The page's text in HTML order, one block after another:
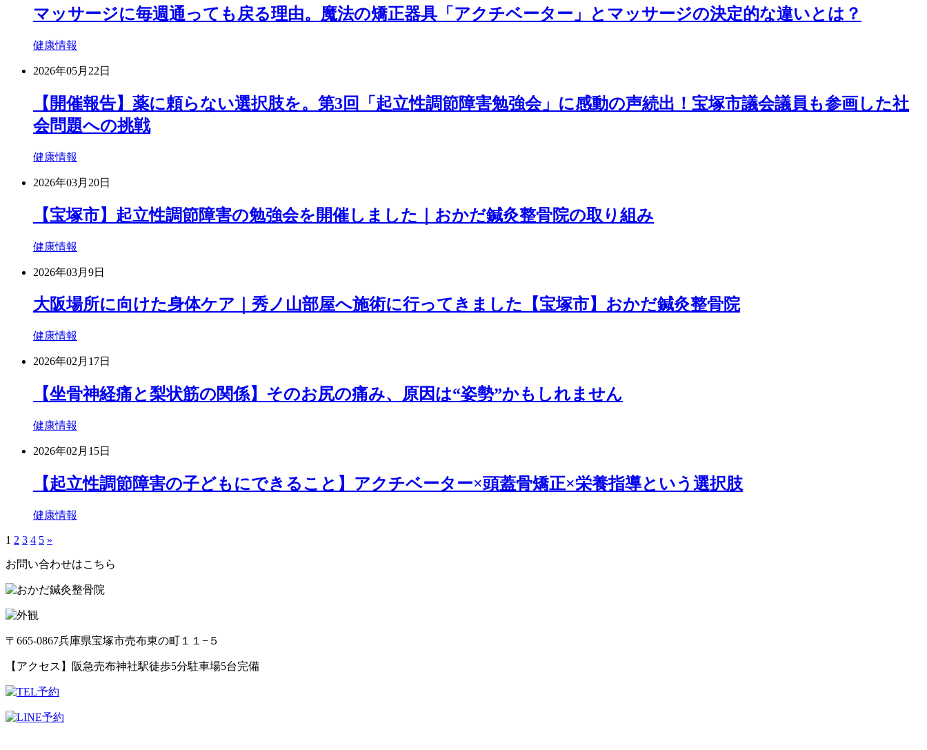
マッサージに毎週通っても戻る理由。魔法の矯正器具「アクチベーター」とマッサージの決定的な違いとは？
健康情報
2026年05月22日
【開催報告】薬に頼らない選択肢を。第3回「起立性調節障害勉強会」に感動の声続出！宝塚市議会議員も参画した社
会問題への挑戦
健康情報
2026年03月20日
【宝塚市】起立性調節障害の勉強会を開催しました｜おかだ鍼灸整骨院の取り組み
健康情報
2026年03月9日
大阪場所に向けた身体ケア｜秀ノ山部屋へ施術に行ってきました【宝塚市】おかだ鍼灸整骨院
健康情報
2026年02月17日
【坐骨神経痛と梨状筋の関係】そのお尻の痛み、原因は“姿勢”かもしれません
健康情報
2026年02月15日
【起立性調節障害の子どもにできること】アクチベーター×頭蓋骨矯正×栄養指導という選択肢
健康情報
1 2 3 4 5 »
お問い合わせはこちら
〒665-0867兵庫県宝塚市売布東の町１１−５
【アクセス】 阪急売布神社駅徒歩5分駐車場5台完備